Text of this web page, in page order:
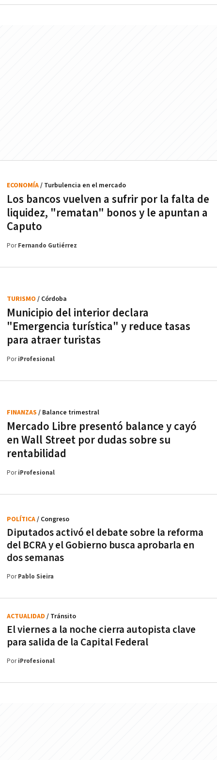
Los bancos vuelven a sufrir por la falta de
liquidez, "rematan" bonos y le apuntan a
Caputo
ECONOMÍA/ Turbulencia en el mercado
PorFernando Gutiérrez
Municipio del interior declara
"Emergencia turística" y reduce tasas
para atraer turistas
TURISMO / Córdoba
PoriProfesional
Mercado Libre presentó balance y cayó
en Wall Street por dudas sobre su
rentabilidad
FINANZAS / Balance trimestral
PoriProfesional
Diputados activó el debate sobre la reforma
del BCRA y el Gobierno busca aprobarla en
dos semanas
POLÍTICA/ Congreso
PorPablo Sieira
El viernes a la noche cierra autopista clave
para salida de la Capital Federal
ACTUALIDAD / Tránsito
PoriProfesional